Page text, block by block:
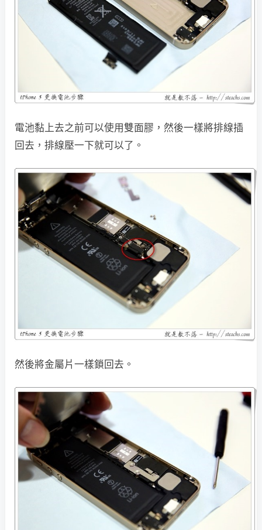
電池黏上去之前可以使用雙面膠，然後一樣將排線插
回去，排線壓一下就可以了。
然後將金屬片一樣鎖回去。